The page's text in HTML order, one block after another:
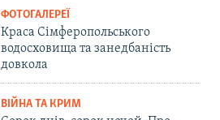
ФОТОГАЛЕРЕЇ
Краса Сімферопольського
водосховища та занедбаність
довкола
ВІЙНА ТА КРИМ